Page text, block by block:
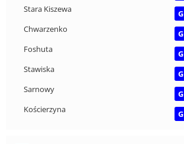
Stara Kiszewa
G
Chwarzenko
G
Foshuta
G
Stawiska
G
Sarnowy
G
Kościerzyna
G